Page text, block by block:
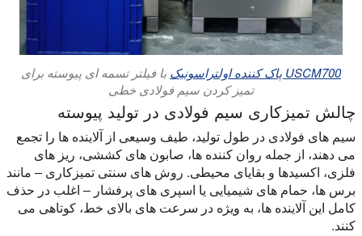
USCM700 پاک کننده اولتراسونیک
با فیلتر تسمه ای پیوسته برای
تمیز کردن سیم فولادی خطی
چالش تمیزکاری سیم فولادی در تولید پیوسته
سیم های فولادی در طول تولید، طیف وسیعی از آلاینده ها را تجمع
می دهند، از جمله روان کننده ها، صابون های کششی، ریز های
فلزی، اکسیدها و بقایای محیطی. روش های سنتی تمیزکاری – مانند
برس ها، حمام های شیمیایی یا اسپری های پرفشار – اغلب در حذف
کامل این آلاینده ها، به ویژه در سرعت های بالای خط، کوتاهی می
کنند.